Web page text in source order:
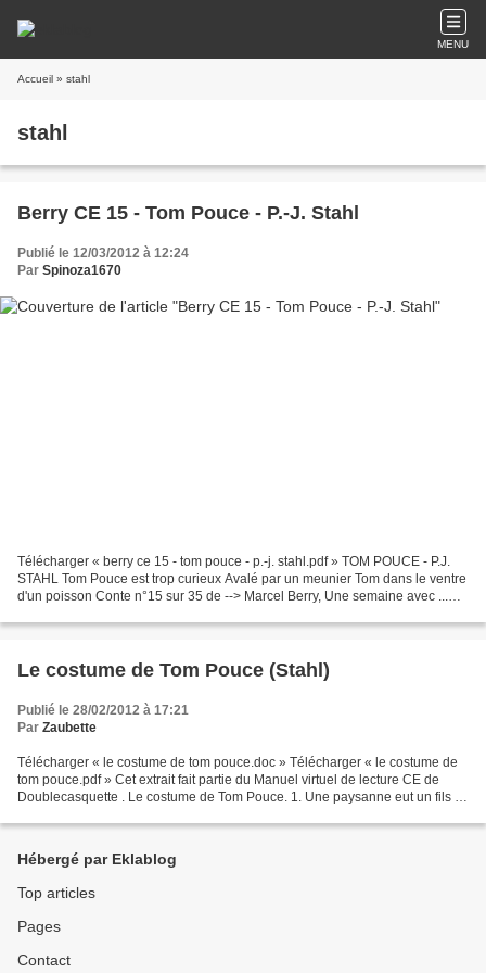
MENU
Accueil » stahl
stahl
Berry CE 15 - Tom Pouce - P.-J. Stahl
Publié le 12/03/2012 à 12:24
Par Spinoza1670
Télécharger « berry ce 15 - tom pouce - p.-j. stahl.pdf » TOM POUCE - P.J.
STAHL Tom Pouce est trop curieux Avalé par un meunier Tom dans le ventre
d'un poisson Conte n°15 sur 35 de --> Marcel Berry, Une semaine avec ...
Le costume de Tom Pouce (Stahl)
Publié le 28/02/2012 à 17:21
Par Zaubette
Télécharger « le costume de tom pouce.doc » Télécharger « le costume de
tom pouce.pdf » Cet extrait fait partie du Manuel virtuel de lecture CE de
Doublecasquette . Le costume de Tom Pouce. 1. Une paysanne eut un fils si
Hébergé par Eklablog
Top articles
Pages
Contact